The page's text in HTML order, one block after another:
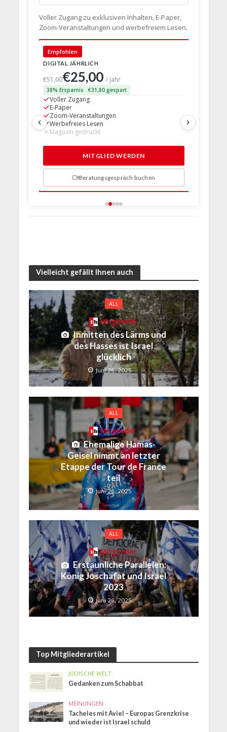
Voller Zugang zu exklusiven Inhalten, E-Paper,
Zoom-Veranstaltungen und werbefreiem Lesen.
Empfohlen
DIGITAL JÄHRLICH
€51,00€25,00/ Jahr
38% Ersparnis · €31,80 gespart
Voller Zugang
E-Paper
Zoom-Veranstaltungen
Werbefreies Lesen
Magazin gedruckt
MITGLIED WERDEN
Beratungsgespräch buchen
Vielleicht gefällt Ihnen auch
ALL
Mitglieder
Inmitten des Lärms und
des Hasses ist Israel
glücklich
Juni 26, 2025
ALL
Mitglieder
Ehemalige Hamas-
Geisel nimmt an letzter
Etappe der Tour de France
teil
Juni 26, 2025
ALL
Mitglieder
Erstaunliche Parallelen:
König Joschafat und Israel
2023
Juni 26, 2025
Top Mitgliederartikel
JÜDISCHE WELT
Gedanken zum Schabbat
MEINUNGEN
Tacheles mit Aviel – Europas Grenzkrise
und wieder ist Israel schuld